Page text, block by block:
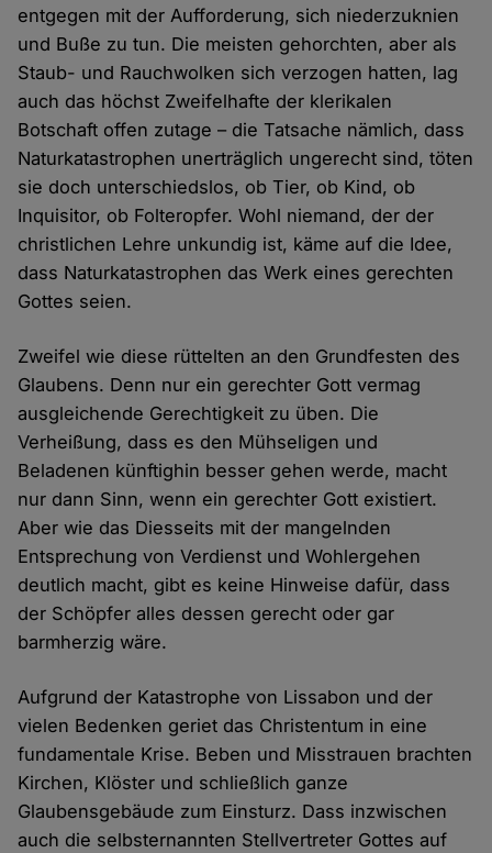
entgegen mit der Aufforderung, sich niederzuknien
und Buße zu tun. Die meisten gehorchten, aber als
Staub- und Rauchwolken sich verzogen hatten, lag
auch das höchst Zweifelhafte der klerikalen
Botschaft offen zutage – die Tatsache nämlich, dass
Naturkatastrophen unerträglich ungerecht sind, töten
sie doch unterschiedslos, ob Tier, ob Kind, ob
Inquisitor, ob Folteropfer. Wohl niemand, der der
christlichen Lehre unkundig ist, käme auf die Idee,
dass Naturkatastrophen das Werk eines gerechten
Gottes seien.
Zweifel wie diese rüttelten an den Grundfesten des
Glaubens. Denn nur ein gerechter Gott vermag
ausgleichende Gerechtigkeit zu üben. Die
Verheißung, dass es den Mühseligen und
Beladenen künftighin besser gehen werde, macht
nur dann Sinn, wenn ein gerechter Gott existiert.
Aber wie das Diesseits mit der mangelnden
Entsprechung von Verdienst und Wohlergehen
deutlich macht, gibt es keine Hinweise dafür, dass
der Schöpfer alles dessen gerecht oder gar
barmherzig wäre.
Aufgrund der Katastrophe von Lissabon und der
vielen Bedenken geriet das Christentum in eine
fundamentale Krise. Beben und Misstrauen brachten
Kirchen, Klöster und schließlich ganze
Glaubensgebäude zum Einsturz. Dass inzwischen
auch die selbsternannten Stellvertreter Gottes auf